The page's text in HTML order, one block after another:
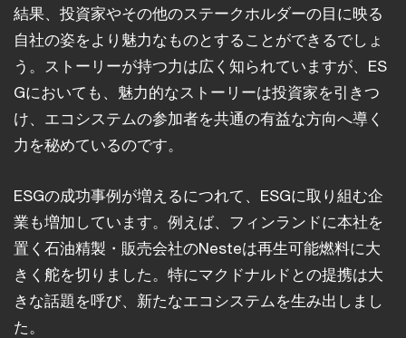
結果、投資家やその他のステークホルダーの目に映る
自社の姿をより魅力なものとすることができるでしょ
う。ストーリーが持つ力は広く知られていますが、ES
Gにおいても、魅力的なストーリーは投資家を引きつ
け、エコシステムの参加者を共通の有益な方向へ導く
力を秘めているのです。
ESGの成功事例が増えるにつれて、ESGに取り組む企
業も増加しています。例えば、フィンランドに本社を
置く石油精製・販売会社のNesteは再生可能燃料に大
きく舵を切りました。特にマクドナルドとの提携は大
きな話題を呼び、新たなエコシステムを生み出しまし
た。